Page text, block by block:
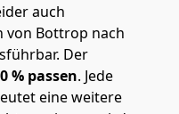
auch
von Bottrop nach
Der
% passen. Jede
eine weitere